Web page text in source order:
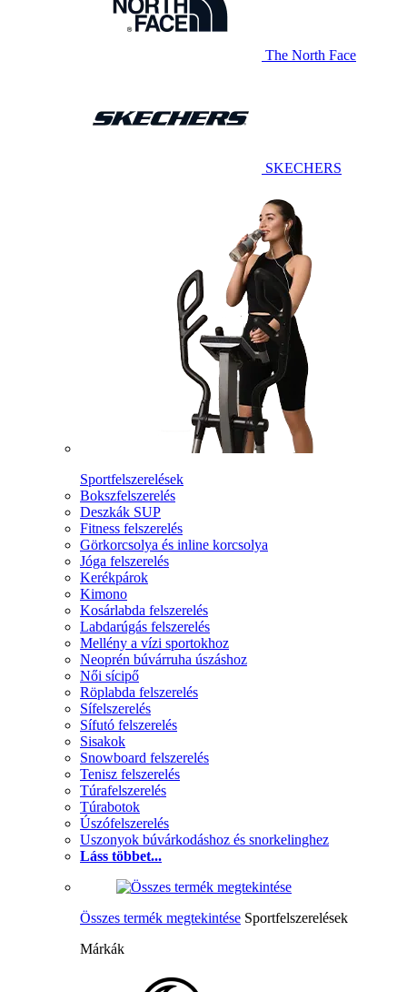
The North Face
SKECHERS
Sportfelszerelések
Bokszfelszerelés
Deszkák SUP
Fitness felszerelés
Görkorcsolya és inline korcsolya
Jóga felszerelés
Kerékpárok
Kimono
Kosárlabda felszerelés
Labdarúgás felszerelés
Mellény a vízi sportokhoz
Neoprén búvárruha úszáshoz
Női sícipő
Röplabda felszerelés
Sífelszerelés
Sífutó felszerelés
Sisakok
Snowboard felszerelés
Tenisz felszerelés
Túrafelszerelés
Túrabotok
Úszófelszerelés
Uszonyok búvárkodáshoz és snorkelinghez
Láss többet...
Összes termék megtekintése Sportfelszerelések
Márkák